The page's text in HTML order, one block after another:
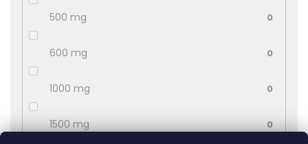
500 mg 0
600 mg 0
1000 mg 0
1500 mg 0